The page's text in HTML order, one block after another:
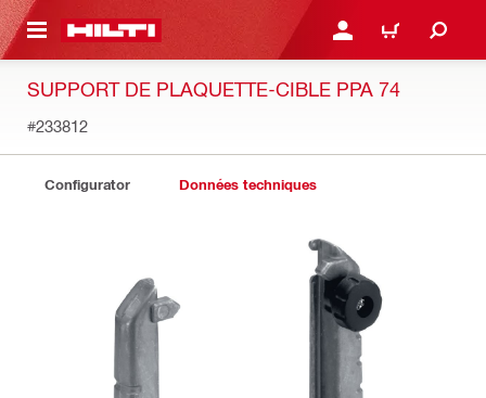
SE CONNECTER OU
PANIER
SUPPORT DE PLAQUETTE-CIBLE PPA 74
#233812
Configurator Données techniques